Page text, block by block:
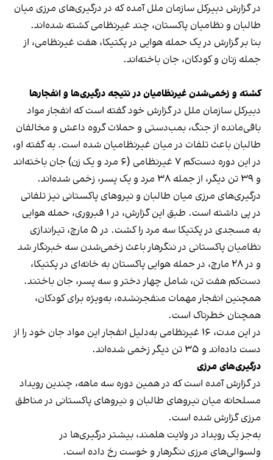
در گزارش دبیرکل سازمان ملل آمده که در درگیری‌های مرزی میان
طالبان و نظامیان پاکستان، چند غیرنظامی کشته شده‌اند.
بنا بر گزارش در یک حمله هوایی در پکتیکا، هفت غیرنظامی، از
جمله زنان و کودکان، جان باخته‌اند.
کشته و زخمی‌شدن غیرنظامیان در نتیجه درگیری‌ها و انفجارها
دبیرکل سازمان ملل در گزارش خود گفته است که انفجار مواد
باقی‌مانده از جنگ، بمب‌دستی و حملات گروه داعش و مخالفان
طالبان باعث تلفات در میان غیرنظامیان شده است. به گفته او،
در این دوره دست‌کم ۷ غیرنظامی (۶ مرد و یک زن) جان باخته‌اند
و ۳۹ تن دیگر، از جمله ۳۸ مرد و یک پسر، زخمی شده‌اند.
درگیری‌های مرزی میان طالبان و نیروهای پاکستانی نیز تلفاتی
در پی داشته است. طبق این گزارش، در ۱ فبروری، حمله هوایی
به مسجدی در پکتیکا سه مرد را کشت. در ۵ مارچ، تیراندازی
نظامیان پاکستانی در ننگرهار باعث زخمی‌شدن سه خبرنگار شد
و در ۲۸ مارچ، در حمله هوایی پاکستان به خانه‌ای در پکتیکا،
دست‌کم هفت تن، شامل چهار دختر و سه پسر، جان باختند.
همچنین انفجار مهمات منفجرنشده، به‌ویژه برای کودکان،
همچنان خطرناک است.
در این مدت، ۱۶ غیرنظامی به‌دلیل انفجار این مواد جان خود را از
دست داده‌اند و ۳۵ تن دیگر زخمی شده‌اند.
درگیری‌های مرزی
در گزارش آمده است که در همین دوره سه ماهه، چندین رویداد
مسلحانه میان نیروهای طالبان و نیروهای پاکستانی در مناطق
مرزی گزارش شده است.
به‌جز یک رویداد در ولایت هلمند، بیشتر درگیری‌ها در
ولسوالی‌های مرزی ننگرهار و خوست رخ داده است.